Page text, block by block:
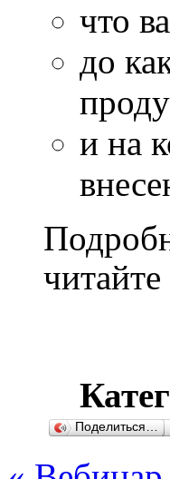
что
до
и на
Поделиться…